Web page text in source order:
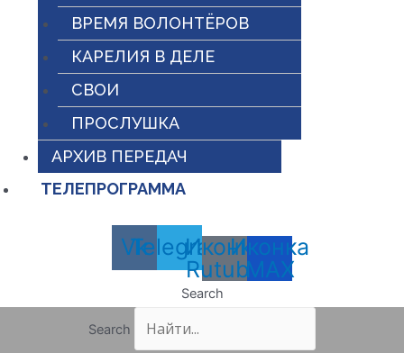
ВРЕМЯ ВОЛОНТЁРОВ
КАРЕЛИЯ В ДЕЛЕ
СВОИ
ПРОСЛУШКА
АРХИВ ПЕРЕДАЧ
ТЕЛЕПРОГРАММА
Vk
Telegram
Иконка
Rutube
Иконка
MAX
Search
Search